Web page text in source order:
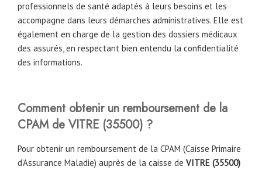
professionnels de santé adaptés à leurs besoins et les
accompagne dans leurs démarches administratives. Elle est
également en charge de la gestion des dossiers médicaux
des assurés, en respectant bien entendu la confidentialité
des informations.
Comment obtenir un remboursement de la
CPAM de VITRE (35500) ?
Pour obtenir un remboursement de la CPAM (Caisse Primaire
d’Assurance Maladie) auprès de la caisse de VITRE (35500)